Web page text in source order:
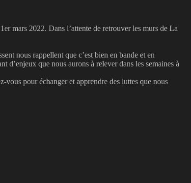
mars 2022. Dans l’attente de retrouver les murs de La
nous rappellent que c’est bien en bande et en
d’enjeux que nous aurons à relever dans les semaines à
pour échanger et apprendre des luttes que nous